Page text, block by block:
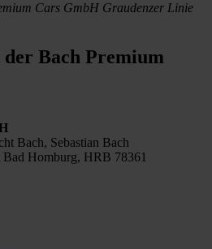
Cars GmbH Graudenzer Linie
der Bach Premium
Bach, Sebastian Bach
Bad Homburg, HRB 78361